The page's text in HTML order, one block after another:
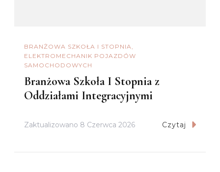
BRANŻOWA SZKOŁA I STOPNIA
ELEKTROMECHANIK POJAZDÓW
SAMOCHODOWYCH
Branżowa Szkoła I Stopnia z
Oddziałami Integracyjnymi
Zaktualizowano 8 Czerwca 2026 Czytaj